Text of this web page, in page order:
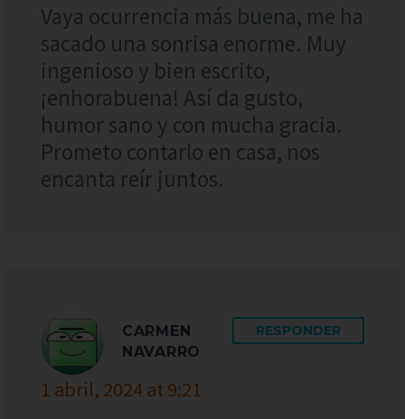
Vaya ocurrencia más buena, me ha
sacado una sonrisa enorme. Muy
ingenioso y bien escrito,
¡enhorabuena! Así da gusto,
humor sano y con mucha gracia.
Prometo contarlo en casa, nos
encanta reír juntos.
CARMEN
NAVARRO
1 abril, 2024 at 9:21
RESPONDER